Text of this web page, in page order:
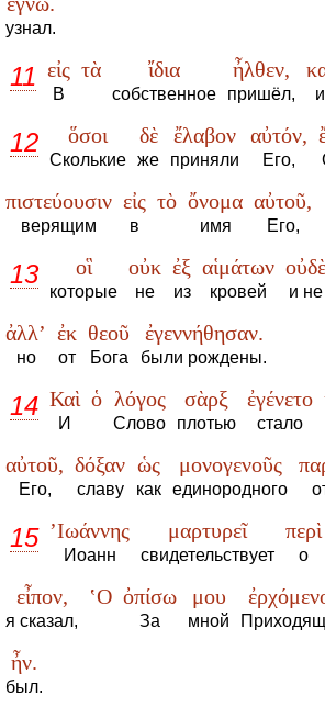
узнал.
11 εἰς
В
τὰ ἴδια
собственное
ἦλθεν,
пришёл, и
12 ὅσοι
Сколькие
δὲ
же
ἔλαβον
приняли
αὐτόν,
Его,
πιστεύουσιν
верящим
εἰς
в
τὸ ὄνομα
имя
αὐτοῦ,
Его,
13 οἳ
которые
οὐκ
не
ἐξ
из
αἱμάτων
кровей
οὐδὲ
и не
ἀλλ’
но
ἐκ
от
θεοῦ
Бога
ἐγεννήθησαν.
были рождены.
14 Καὶ
И
ὁ λόγος
Слово
σὰρξ
плотью
ἐγένετο
стало
αὐτοῦ,
Его,
δόξαν
славу
ὡς
как
μονογενοῦς
единородного
15 ’Ιωάννης
Иоанн
μαρτυρεῖ
свидетельствует
περὶ
о
εἶπον,
я сказал,
‛Ο ὀπίσω
За
μου
мной
ἦν.
был.